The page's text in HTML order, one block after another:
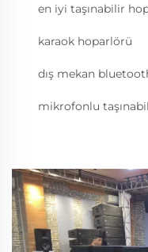
en iyi taşınabilir
karaok hoparlörü
dış mekan
mikrofonlu